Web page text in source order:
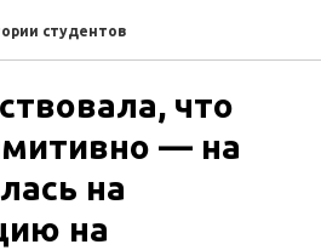
студентов
что
— на
на
на